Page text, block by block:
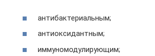
антибактериальным;
антиоксидантным;
иммуномодулирующим;